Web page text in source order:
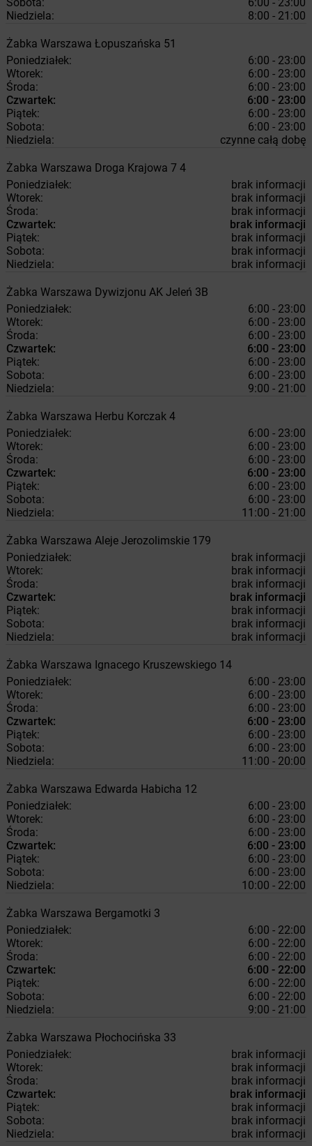
Niedziela:
8:00 - 21:00
Żabka Warszawa Łopuszańska 51
Poniedziałek:
6:00 - 23:00
Wtorek:
6:00 - 23:00
Środa:
6:00 - 23:00
Czwartek:
6:00 - 23:00
Piątek:
6:00 - 23:00
Sobota:
6:00 - 23:00
Niedziela:
czynne całą dobę
Żabka Warszawa Droga Krajowa 7 4
Poniedziałek:
brak informacji
Wtorek:
brak informacji
Środa:
brak informacji
Czwartek:
brak informacji
Piątek:
brak informacji
Sobota:
brak informacji
Niedziela:
brak informacji
Żabka Warszawa Dywizjonu AK Jeleń 3B
Poniedziałek:
6:00 - 23:00
Wtorek:
6:00 - 23:00
Środa:
6:00 - 23:00
Czwartek:
6:00 - 23:00
Piątek:
6:00 - 23:00
Sobota:
6:00 - 23:00
Niedziela:
9:00 - 21:00
Żabka Warszawa Herbu Korczak 4
Poniedziałek:
6:00 - 23:00
Wtorek:
6:00 - 23:00
Środa:
6:00 - 23:00
Czwartek:
6:00 - 23:00
Piątek:
6:00 - 23:00
Sobota:
6:00 - 23:00
Niedziela:
11:00 - 21:00
Żabka Warszawa Aleje Jerozolimskie 179
Poniedziałek:
brak informacji
Wtorek:
brak informacji
Środa:
brak informacji
Czwartek:
brak informacji
Piątek:
brak informacji
Sobota:
brak informacji
Niedziela:
brak informacji
Żabka Warszawa Ignacego Kruszewskiego 14
Poniedziałek:
6:00 - 23:00
Wtorek:
6:00 - 23:00
Środa:
6:00 - 23:00
Czwartek:
6:00 - 23:00
Piątek:
6:00 - 23:00
Sobota:
6:00 - 23:00
Niedziela:
11:00 - 20:00
Żabka Warszawa Edwarda Habicha 12
Poniedziałek:
6:00 - 23:00
Wtorek:
6:00 - 23:00
Środa:
6:00 - 23:00
Czwartek:
6:00 - 23:00
Piątek:
6:00 - 23:00
Sobota:
6:00 - 23:00
Niedziela:
10:00 - 22:00
Żabka Warszawa Bergamotki 3
Poniedziałek:
6:00 - 22:00
Wtorek:
6:00 - 22:00
Środa:
6:00 - 22:00
Czwartek:
6:00 - 22:00
Piątek:
6:00 - 22:00
Sobota:
6:00 - 22:00
Niedziela:
9:00 - 21:00
Żabka Warszawa Płochocińska 33
Poniedziałek:
brak informacji
Wtorek:
brak informacji
Środa:
brak informacji
Czwartek:
brak informacji
Piątek:
brak informacji
Sobota:
brak informacji
Niedziela:
brak informacji